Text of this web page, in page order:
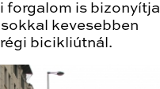
forgalom is
kevesebben
bicikliútnál.